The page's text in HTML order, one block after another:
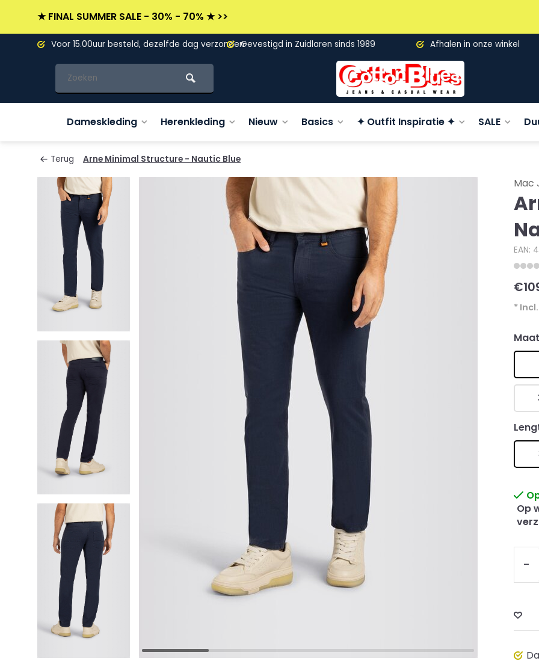
★ FINAL SUMMER SALE - 30% - 70% ★ >>
Voor 15.00uur besteld, dezelfde dag verzondenGevestigd in Zuidlaren sinds 1989 Afhalen in onze winkel
Dameskleding Herenkleding Nieuw Basics ✦ Outfit Inspiratie ✦ SALE
Terug Arne Minimal Structure - Nautic Blue
Mac
EAN:
*
Maat
Op
-